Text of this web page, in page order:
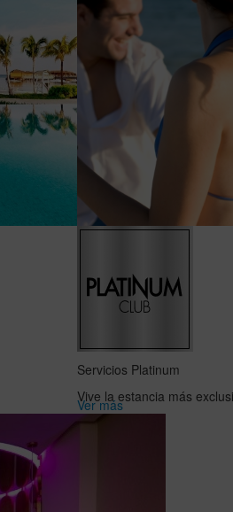
Servicios Platinum
Vive la estancia más
Ver más